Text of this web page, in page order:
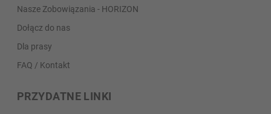
Nasze Zobowiązania - HORIZON
Dołącz do nas
Dla prasy
FAQ / Kontakt
PRZYDATNE LINKI